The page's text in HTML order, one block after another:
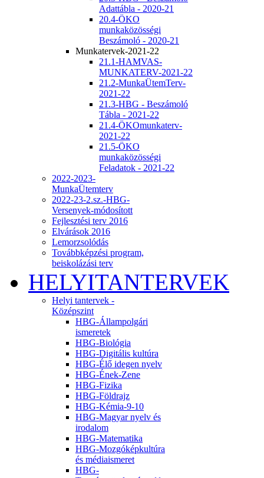
Adattábla - 2020-21
20.4-ÖKO
munkaközösségi
Beszámoló - 2020-21
Munkatervek-2021-22
21.1-HAMVAS-
MUNKATERV-2021-22
21.2-MunkaÜtemTerv-
2021-22
21.3-HBG - Beszámoló
Tábla - 2021-22
21.4-ÖKOmunkaterv-
2021-22
21.5-ÖKO
munkaközösségi
Feladatok - 2021-22
2022-2023-
MunkaÜtemterv
2022-23-2.sz.-HBG-
Versenyek-módosított
Fejlesztési terv 2016
Elvárások 2016
Lemorzsolódás
Továbbképzési program,
beiskolázási terv
HELYITANTERVEK
Helyi tantervek -
Középszint
HBG-Állampolgári
ismeretek
HBG-Biológia
HBG-Digitális kultúra
HBG-Élő idegen nyelv
HBG-Ének-Zene
HBG-Fizika
HBG-Földrajz
HBG-Kémia-9-10
HBG-Magyar nyelv és
irodalom
HBG-Matematika
HBG-Mozgóképkultúra
és médiaismeret
HBG-